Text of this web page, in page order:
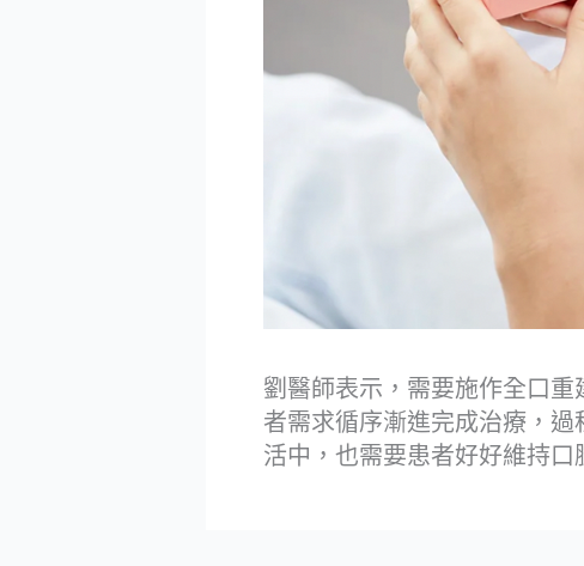
劉醫師表示，需要施作全口
者需求循序漸進完成治療，
活中，也需要患者好好維持口